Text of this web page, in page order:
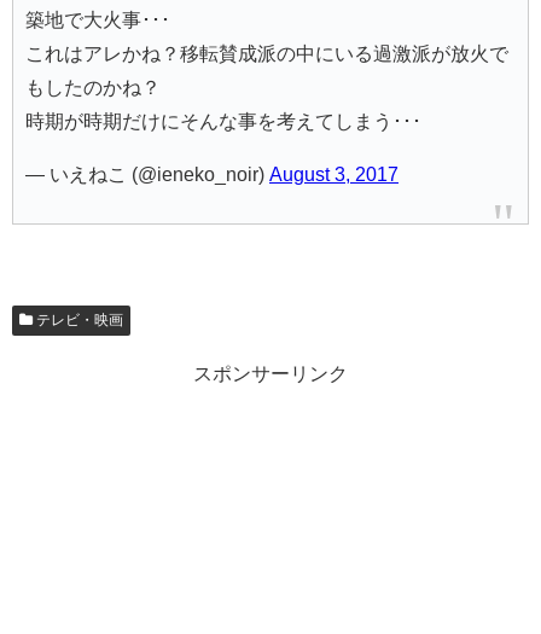
築地で大火事･･･
これはアレかね？移転賛成派の中にいる過激派が放火で
もしたのかね？
時期が時期だけにそんな事を考えてしまう･･･
— いえねこ (@ieneko_noir) August 3, 2017
テレビ・映画
スポンサーリンク